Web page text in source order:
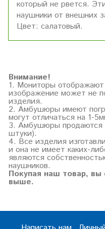
который не рвется.
наушники от внешних
Цвет: салатовый.
Внимание!
1. Мониторы
изображение может не
изделия.
2. Амбушюры имеют
могут отличаться на 1-
3. Амбушюры продаются
штуки).
4. Все изделия
и она не имеет каких-
являются
наушников.
Покупая наш товар, вы
выше.